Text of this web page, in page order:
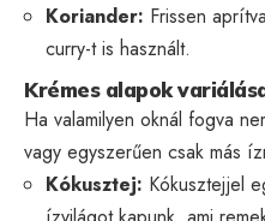
Koriander: Frissen
curry-t is használt.
Krémes alapok
Ha valamilyen oknál fogva
vagy egyszerűen csak más
Kókusztej: Kókusztejjel